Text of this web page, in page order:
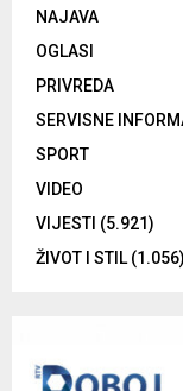
NAJAVA
OGLASI
PRIVREDA
SERVISNE
SPORT
VIDEO
VIJESTI (5.921)
ŽIVOT I STIL (1.056)